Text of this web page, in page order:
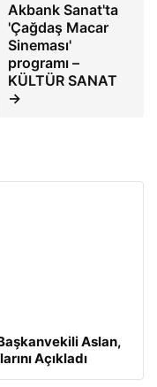
Akbank Sanat'ta
'Çağdaş Macar
Sineması'
programı –
KÜLTÜR SANAT
→
Aslan,
Açıkladı